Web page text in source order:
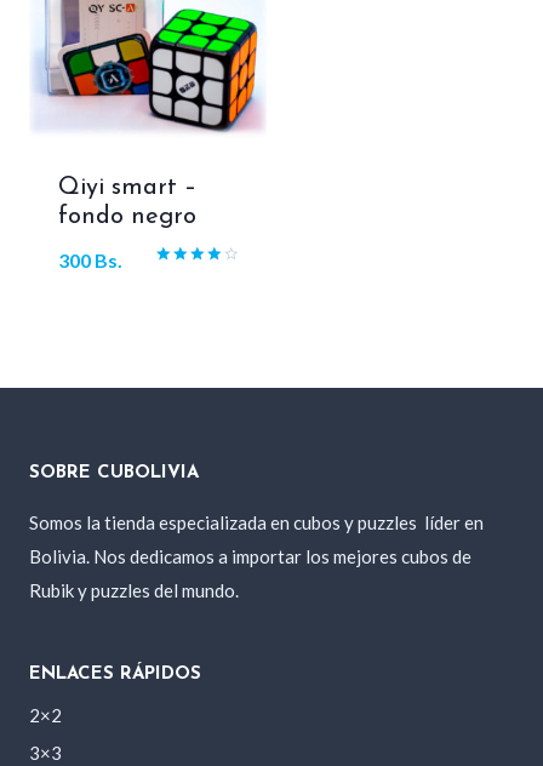
Qiyi smart –
fondo negro
300 Bs.
SOBRE CUBOLIVIA
Somos la tienda especializada en cubos y puzzles líder en
Bolivia. Nos dedicamos a importar los mejores cubos de
Rubik y puzzles del mundo.
ENLACES RÁPIDOS
2×2
3×3